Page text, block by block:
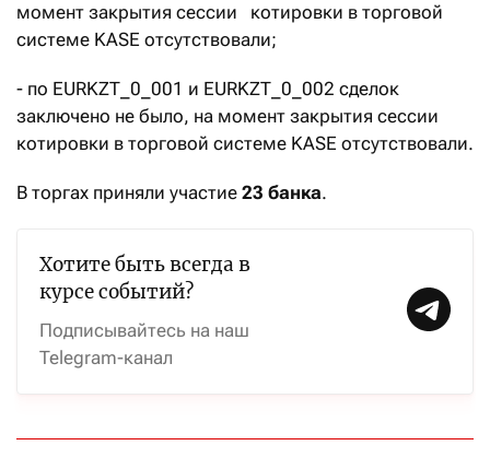
момент закрытия сессии котировки в торговой
системе KASE отсутствовали;
- по EURKZT_0_001 и EURKZT_0_002 сделок
заключено не было, на момент закрытия сессии
котировки в торговой системе KASE отсутствовали.
В торгах приняли участие 23 банка.
Хотите быть всегда в
курсе событий?
Подписывайтесь на наш
Telegram-канал